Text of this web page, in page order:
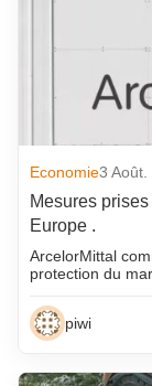
Economie3 Août.
Mesures
Europe .
ArcelorMittal
protection du
piwi